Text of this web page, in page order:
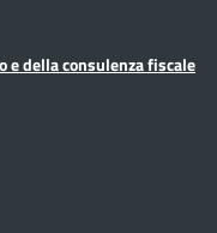
e della consulenza fiscale